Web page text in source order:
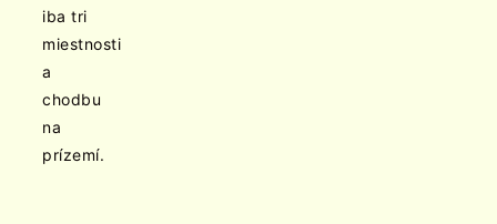
iba tri
miestnosti
a
chodbu
na
prízemí.